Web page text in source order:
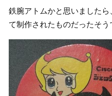
鉄腕アトムかと思いました
て制作されたものだったそう